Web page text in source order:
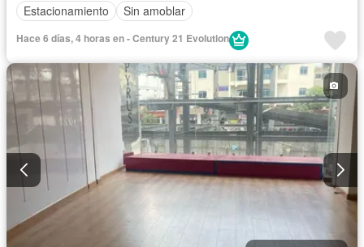
Estacionamiento
Sin amoblar
Hace 6 días, 4 horas en - Century 21 Evolution